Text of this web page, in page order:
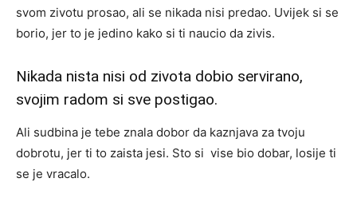
svom zivotu prosao, ali se nikada nisi predao. Uvijek si se
borio, jer to je jedino kako si ti naucio da zivis.
Nikada nista nisi od zivota dobio servirano,
svojim radom si sve postigao.
Ali sudbina je tebe znala dobor da kaznjava za tvoju
dobrotu, jer ti to zaista jesi. Sto si vise bio dobar, losije ti
se je vracalo.